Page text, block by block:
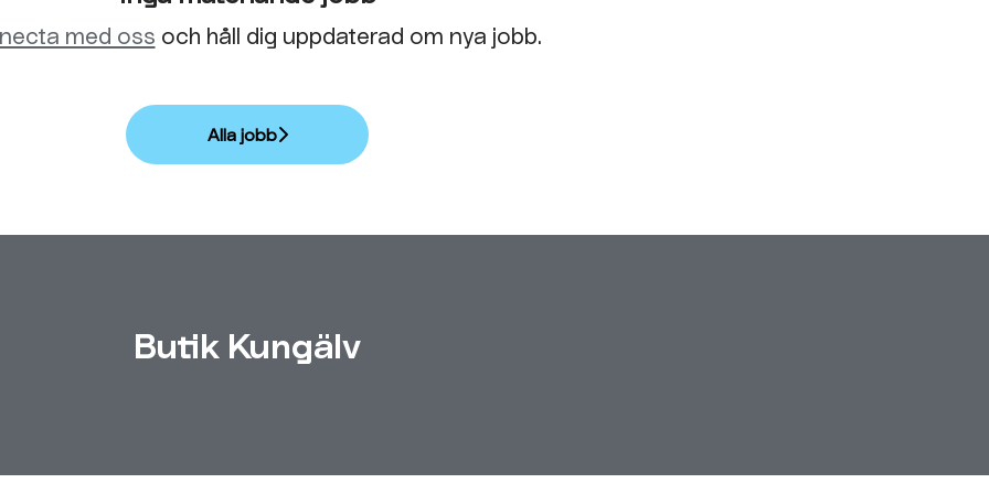
med oss och håll dig uppdaterad om nya jobb.
Alla jobb
Butik Kungälv